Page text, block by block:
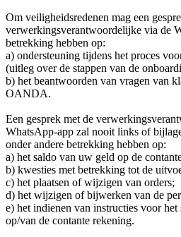
Om veiligheidsredenen mag een
verwerkingsverantwoordelijke via de
betrekking hebben op:
a) ondersteuning tijdens het proces
(uitleg over de stappen van de
b) het beantwoorden van vragen van
OANDA.
Een gesprek met de
WhatsApp-app zal nooit links of
onder andere betrekking hebben op:
a) het saldo van uw geld op de
b) kwesties met betrekking tot de
c) het plaatsen of wijzigen van orders;
d) het wijzigen of bijwerken van de
e) het indienen van instructies voor
op/van de contante rekening.